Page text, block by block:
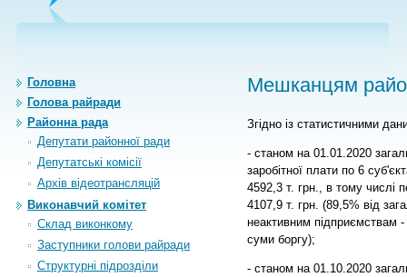
Головна
Голова райради
Районна рада
Депутати районної ради
Депутатські комісії
Архiв вiдеотрансляцiй
Виконавчий комітет
Склад виконкому
Заступники голови райради
Структурні підрозділи
Мешканцям
Згідно із статистичними
- станом на 01.01.2020
заробітної плати по 6
4592,3 т. грн., в тому числі
4107,9 т. грн. (89,5% від
неактивним підприємствам -
суми боргу);
- станом на 01.10.2020